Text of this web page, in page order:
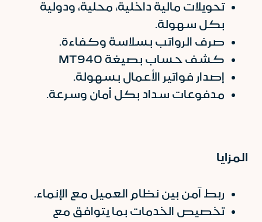
تحويلات مالية داخلية، محلية، ودولية
بكل سهولة.
صرف الرواتب بسلاسة وكفاءة.
كشف حساب بصيغة MT940
إصدار فواتير الأعمال بسهولة.
مدفوعات سداد بكل أمان وسرعة.
المزايا
ربط آمن بين نظام العميل مع الإنماء.
تخصيص الخدمات بما يتوافق مع